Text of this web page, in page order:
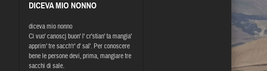
DICEVA MIO NONNO
diceva mio nonno
Ci vuo' canoscj buon' l' cr'stian' ta mangia'
apprim' tre sacch'r' d' sal'. Per conoscere
bene le persone devi, prima, mangiare tre
sacchi di sale.